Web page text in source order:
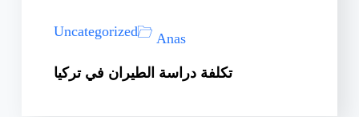
Anas
Uncategorized
تكلفة دراسة الطيران في تركيا